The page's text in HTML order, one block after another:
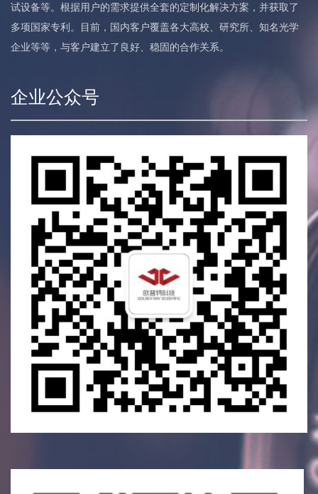
试设备等。根据用户的需求提供全套的定制化解决方案，并获取了
多项国家专利。目前，国内客户覆盖各大高校、研究所、知名光学
企业等等，与客户建立了良好、稳固的合作关系。
企业公众号